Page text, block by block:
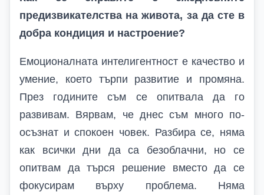
предизвикателства на живота, за да сте в
добра кондиция и настроение?
Емоционалната интелигентност е качество и
умение, което търпи развитие и промяна.
През годините съм се опитвала да го
развивам. Вярвам, че днес съм много по-
осъзнат и спокоен човек. Разбира се, няма
как всички дни да са безоблачни, но се
опитвам да търся решение вместо да се
фокусирам върху проблема. Няма